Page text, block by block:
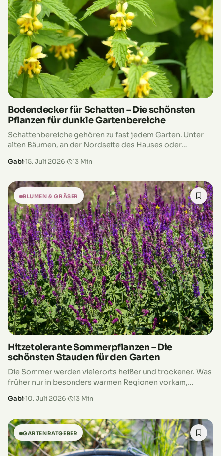
Bodendecker für Schatten – Die schönsten
Pflanzen für dunkle Gartenbereiche
Schattenbereiche gehören zu fast jedem Garten. Unter
alten Bäumen, an der Nordseite des Hauses oder
Sonnenlicht auf den Boden. Viele Hobbygärtner…
Gabi·15. Juli 2026· 13 Min
BLUMEN & GRÄSER
Hitzetolerante Sommerpflanzen – Die
schönsten Stauden für den Garten
Die Sommer werden vielerorts heißer und trockener. Was
früher nur in besonders warmen Regionen vorkam,
Wochenlang fällt kaum Regen, die Sonne…
Gabi·10. Juli 2026· 13 Min
GARTENRATGEBER